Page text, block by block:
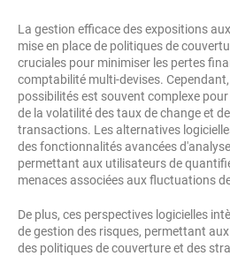
La gestion efficace des expositions
mise en place de politiques de
cruciales pour minimiser les pertes
comptabilité multi-devises.
possibilités est souvent complexe
de la volatilité des taux de change et
transactions. Les alternatives
des fonctionnalités avancées
permettant aux utilisateurs de
menaces associées aux fluctuations
De plus, ces perspectives logicielles
de gestion des risques, permettant
des politiques de couverture et des